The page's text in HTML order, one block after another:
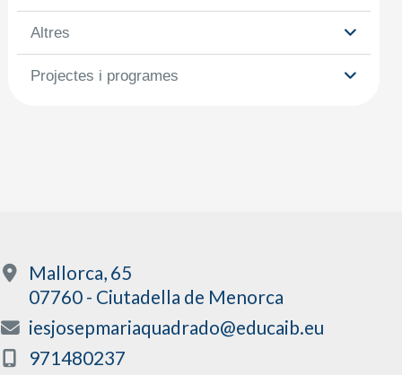
Altres
Projectes i programes
Mallorca, 65
07760 - Ciutadella de Menorca
iesjosepmariaquadrado@educaib.eu
971480237